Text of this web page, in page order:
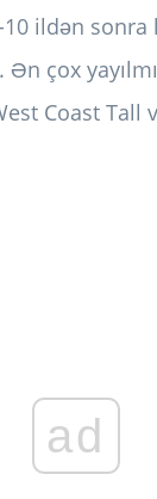
ildən sonra
çox
Coast Tall
ad